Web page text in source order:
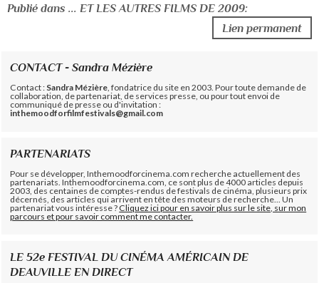
Publié dans ... ET LES AUTRES FILMS DE 2009:
Lien permanent
CONTACT - Sandra Mézière
Contact : Sandra Mézière , fondatrice du site en 2003. Pour toute demande de
collaboration, de partenariat, de services presse, ou pour tout envoi de
communiqué de presse ou d'invitation :
inthemoodforfilmfestivals@gmail.com
PARTENARIATS
Pour se développer, Inthemoodforcinema.com recherche actuellement des
partenariats. Inthemoodforcinema.com, ce sont plus de 4000 articles depuis
2003, des centaines de comptes-rendus de festivals de cinéma, plusieurs prix
décernés, des articles qui arrivent en tête des moteurs de recherche... Un
partenariat vous intéresse ?Cliquez ici pour en savoir plus sur le site, sur mon
parcours et pour savoir comment me contacter.
LE 52e FESTIVAL DU CINÉMA AMÉRICAIN DE
DEAUVILLE EN DIRECT